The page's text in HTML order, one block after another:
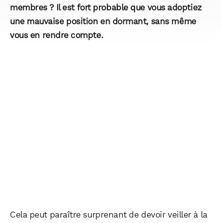
membres ? Il est fort probable que vous adoptiez
une mauvaise position en dormant, sans même
vous en rendre compte.
Cela peut paraître surprenant de devoir veiller à la